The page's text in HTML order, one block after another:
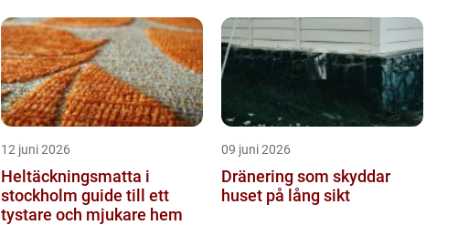
12 juni 2026
Heltäckningsmatta i
stockholm guide till ett
tystare och mjukare hem
09 juni 2026
Dränering som skyddar
huset på lång sikt